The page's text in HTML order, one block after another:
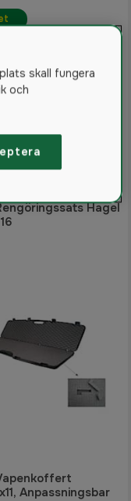
Hagel
Anpassningsbar
skall fungera
och